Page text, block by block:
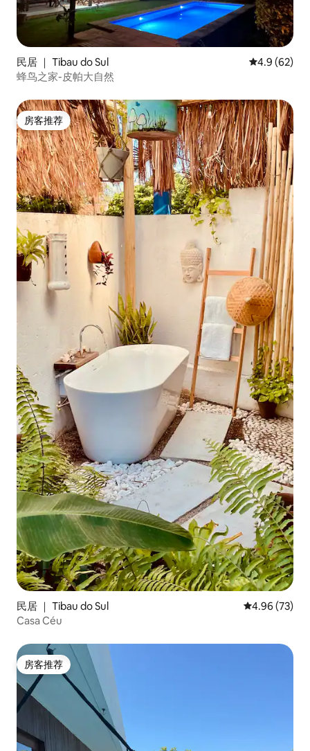
民居 ｜ Tibau do Sul 平均评分
4.9 (62)
蜂鸟之家-皮帕大自然
房客推荐
房客推荐
民居 ｜ Tibau do Sul 平均评分
4.96 (73)
Casa Céu
房客推荐
房客推荐